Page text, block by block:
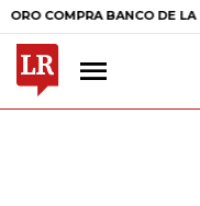
BANCO DE LA